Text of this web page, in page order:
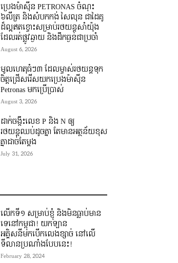
ប្រេងម៉ាស៊ីន PETRONAS ចំណុះ
៦លីត្រ និងសំបកកង់ សៃលុន ជាដៃគូ
ដ៏ល្អឥតខ្ចោះសម្រាប់រថយន្តសាំយ៉ុង
ដែលរត់ផ្លូវឆ្ងាយ និងដឹកធ្ងន់ជាប្រចាំ
August 6, 2026
មូលហេតុធំៗ៣ ដែលម្ចាស់រថយន្តទុក
ចិត្តជ្រើសរើសយកប្រេងម៉ាស៊ីន
Petronas មកប្រើប្រាស់
August 3, 2026
ដាក់ចង្កឹះលេខ P និង N ឲ្យ
រថយន្តឈប់ដូចគ្នា តែមានអត្ថន័យខុស
គ្នាដាច់តែម្តង
July 31, 2026
លើកទី១ សម្រាប់ខ្ញុំ និងមិនធ្លាប់មាន
ទេនៅកម្ពុជា! យកឡាន
អគ្គិសនីមកបើកលេងខ្សាច់ នៅលើ
ទីលានប្រណាំងបែបនេះ!
February 28, 2024